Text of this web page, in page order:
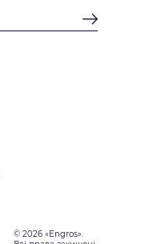
© 2026 «Engros».